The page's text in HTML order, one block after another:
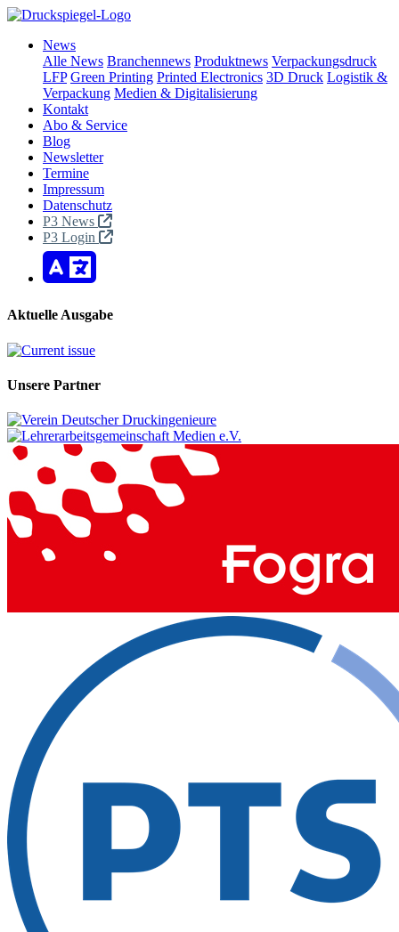
News
Alle News Branchennews Produktnews Verpackungsdruck
LFP Green Printing Printed Electronics 3D Druck Logistik &
Verpackung Medien & Digitalisierung
Kontakt
Abo & Service
Blog
Newsletter
Termine
Impressum
Datenschutz
P3 News
P3 Login
Aktuelle Ausgabe
Unsere Partner